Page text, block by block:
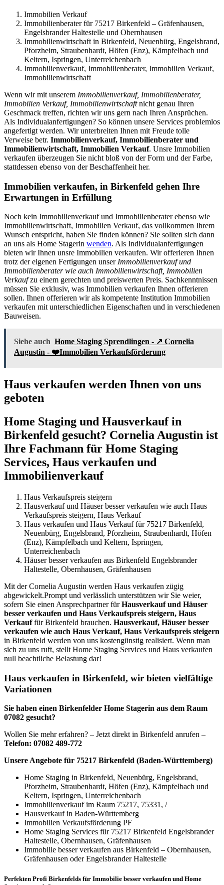
Immobilien Verkauf
Immobilienberater für 75217 Birkenfeld – Gräfenhausen,
Engelsbrander Haltestelle und Obernhausen
Immobilienwirtschaft in Birkenfeld, Neuenbürg, Engelsbrand,
Pforzheim, Straubenhardt, Höfen (Enz), Kämpfelbach und
Keltern, Ispringen, Unterreichenbach
Immobilienverkauf, Immobilienberater, Immobilien Verkauf,
Immobilienwirtschaft
Wenn wir mit unserem Immobilienverkauf, Immobilienberater,
Immobilien Verkauf, Immobilienwirtschaftnicht genau Ihren
Geschmack treffen, richten wir uns gern nach Ihren Ansprüchen.
Als Individualanfertigungen? So können unsere Services problemlos
angefertigt werden. Wir unterbreiten Ihnen mit Freude tolle
Verweise betr. Immobilienverkauf, Immobilienberater und
Immobilienwirtschaft, Immobilien Verkauf. Unsre Immobilien
verkaufen überzeugen Sie nicht bloß von der Form und der Farbe,
stattdessen ebenso von der Beschaffenheit her.
Immobilien verkaufen, in Birkenfeld gehen Ihre
Erwartungen in Erfüllung
Noch kein Immobilienverkauf und Immobilienberater ebenso wie
Immobilienwirtschaft, Immobilien Verkauf, das vollkommen Ihrem
Wunsch entspricht, haben Sie finden können? Sie sollten sich dann
an uns als Home Stagerin wenden. Als Individualanfertigungen
bieten wir Ihnen unsre Immobilien verkaufen. Wir offerieren Ihnen
trotz der eigenen Fertigungen unser Immobilienverkauf und
Immobilienberater wie auch Immobilienwirtschaft, Immobilien
Verkaufzu einem gerechten und preiswerten Preis. Sachkenntnissen
müssen Sie exklusiv, was Immobilien verkaufen Ihnen offerieren
sollen. Ihnen offerieren wir als kompetente Institution Immobilien
verkaufen mit unterschiedlichen Eigenschaften und in verschiedenen
Bauweisen.
Siehe auch Home Staging Sprendlingen - ↗️ Cornelia
Augustin - ❤️Immobilien Verkaufsförderung
Haus verkaufen werden Ihnen von uns
geboten
Home Staging und Hausverkauf in
Birkenfeld gesucht? Cornelia Augustin ist
Ihre Fachmann für Home Staging
Services, Haus verkaufen und
Immobilienverkauf
Haus Verkaufspreis steigern
Hausverkauf und Häuser besser verkaufen wie auch Haus
Verkaufspreis steigern, Haus Verkauf
Haus verkaufen und Haus Verkauf für 75217 Birkenfeld,
Neuenbürg, Engelsbrand, Pforzheim, Straubenhardt, Höfen
(Enz), Kämpfelbach und Keltern, Ispringen,
Unterreichenbach
Häuser besser verkaufen aus Birkenfeld Engelsbrander
Haltestelle, Obernhausen, Gräfenhausen
Mit der Cornelia Augustin werden Haus verkaufen zügig
abgewickelt.Prompt und verlässlich unterstützen wir Sie weier,
sofern Sie einen Ansprechpartner fürHausverkauf und Häuser
besser verkaufen und Haus Verkaufspreis steigern, Haus
Verkauffür Birkenfeld brauchen. Hausverkauf, Häuser besser
verkaufen wie auch Haus Verkauf, Haus Verkaufspreis steigern
in Birkenfeld werden von uns kostengünstig realisiert. Wenn man
sich zu uns ruft, stellt Home Staging Services und Haus verkaufen
null beachtliche Belastung dar!
Haus verkaufen in Birkenfeld, wir bieten vielfältige
Variationen
Sie haben einen Birkenfelder Home Stagerin aus dem Raum
07082 gesucht?
Wollen Sie mehr erfahren? – Jetzt direkt in Birkenfeld anrufen –
Telefon: 07082 489-772
Unsere Angebote für 75217 Birkenfeld (Baden-Württemberg)
Home Staging in Birkenfeld, Neuenbürg, Engelsbrand,
Pforzheim, Straubenhardt, Höfen (Enz), Kämpfelbach und
Keltern, Ispringen, Unterreichenbach
Immobilienverkauf im Raum 75217, 75331, /
Hausverkauf in Baden-Württemberg
Immobilien Verkaufsförderung PF
Home Staging Services für 75217 Birkenfeld Engelsbrander
Haltestelle, Obernhausen, Gräfenhausen
Immobilie besser verkaufen aus Birkenfeld – Obernhausen,
Gräfenhausen oder Engelsbrander Haltestelle
Perfekten Profi Birkenfelds für Immobilie besser verkaufen und Home